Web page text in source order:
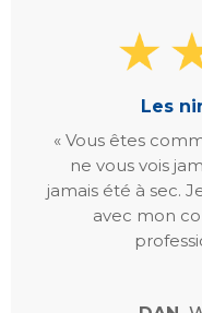
Les
« Vous êtes
ne vous vois
jamais été à sec.
avec mon